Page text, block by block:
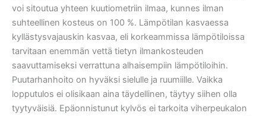
voi sitoutua yhteen kuutiometriin ilmaa, kunnes ilman
suhteellinen kosteus on 100 %. Lämpötilan kasvaessa
kyllästysvajauskin kasvaa, eli korkeammissa lämpötiloissa
tarvitaan enemmän vettä tietyn ilmankosteuden
saavuttamiseksi verrattuna alhaisempiin lämpötiloihin.
Puutarhanhoito on hyväksi sielulle ja ruumiille. Vaikka
lopputulos ei olisikaan aina täydellinen, täytyy siihen olla
tyytyväisiä. Epäonnistunut kylvös ei tarkoita viherpeukalon